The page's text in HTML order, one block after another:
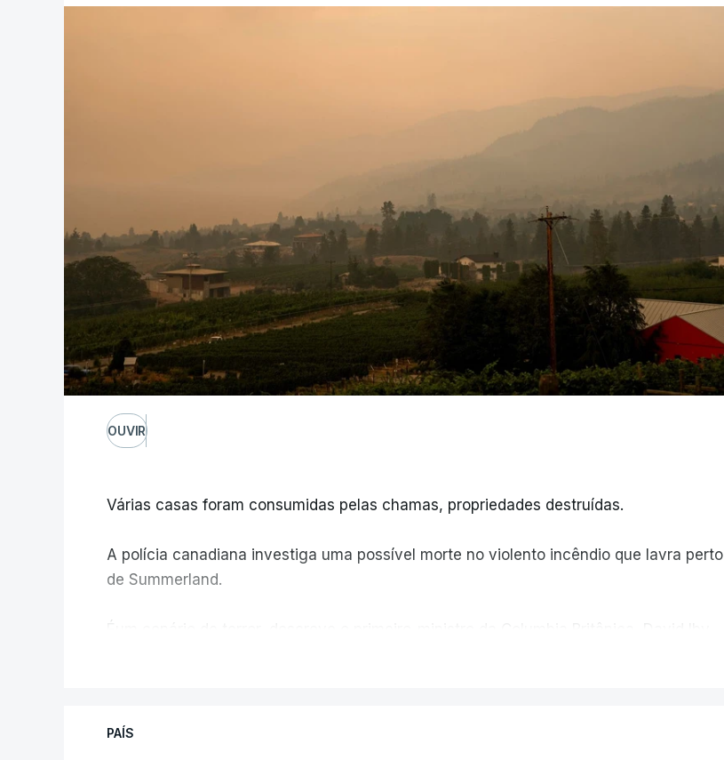
OUVIR
Várias casas foram consumidas pelas chamas, propriedades destruídas.
A polícia canadiana investiga uma possível morte no violento incêndio que lavra perto
de Summerland.
PAÍS